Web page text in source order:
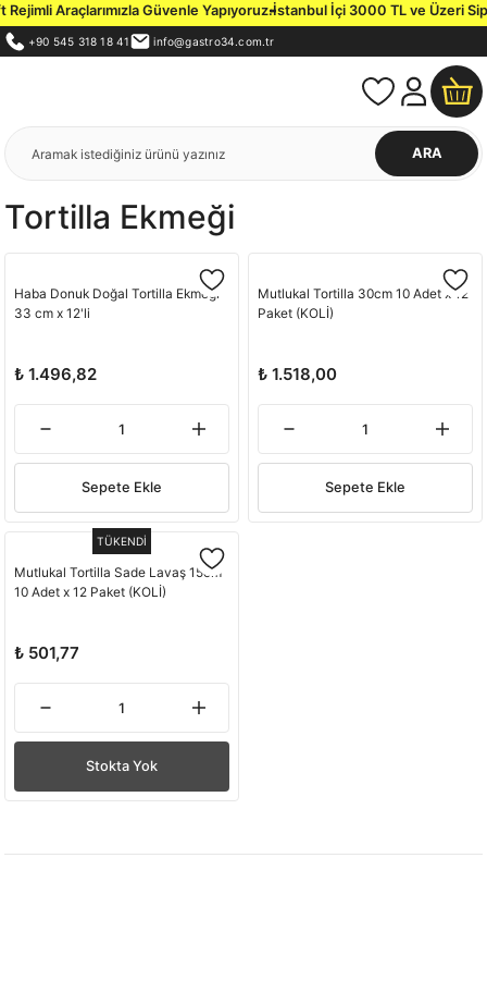
Araçlarımızla Güvenle Yapıyoruz.İstanbul İçi 3000 TL ve Üzeri
+90 545 318 18 41 info@gastro34.com.tr
ARA
Tortilla Ekmeği
Haba Donuk Doğal Tortilla Ekmeği
33 cm x 12'li
₺ 1.496,82
Sepete Ekle
Mutlukal Tortilla 30cm 10 Adet x 12
Paket (KOLİ)
₺ 1.518,00
Sepete Ekle
TÜKENDİ
Mutlukal Tortilla Sade Lavaş 15cm
10 Adet x 12 Paket (KOLİ)
₺ 501,77
Stokta Yok